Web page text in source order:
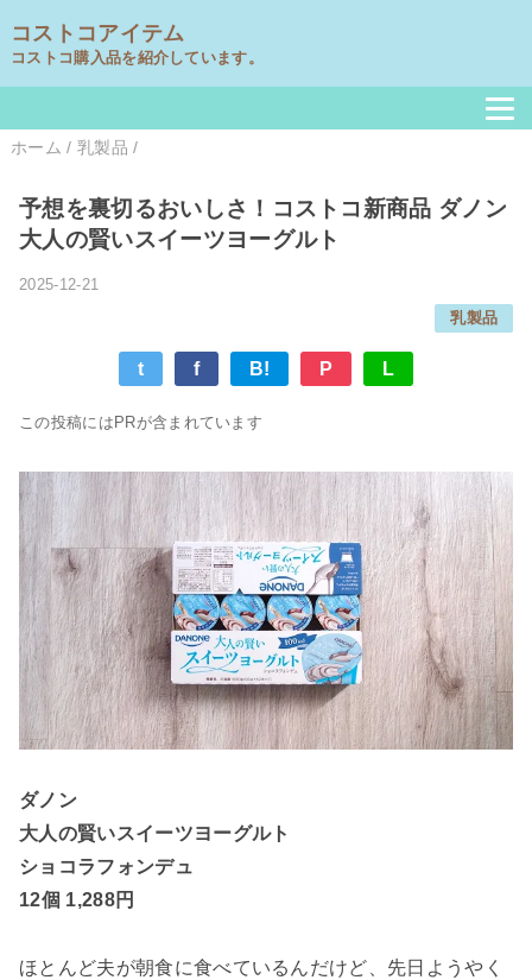
コストコアイテム
コストコ購入品を紹介しています。
ホーム / 乳製品 /
予想を裏切るおいしさ！コストコ新商品 ダノン
大人の賢いスイーツヨーグルト
2025-12-21
乳製品
t f B! P L
この投稿にはPRが含まれています
ダノン
大人の賢いスイーツヨーグルト
ショコラフォンデュ
12個 1,288円
ほとんど夫が朝食に食べているんだけど、先日ようやく